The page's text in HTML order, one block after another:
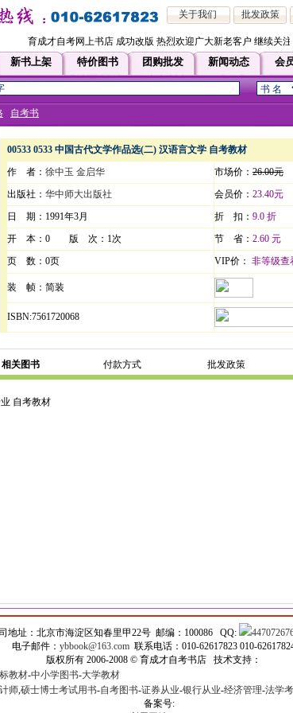
关于我们 批发政策
育成才自考网上书店 成功改版 热烈欢迎广大新老客户 继续关
新书上架 特价图书 团购批发 新闻动态 会
自考书
00533 0533 中国古代文学作品选(二) 汉语言文学 自考教材
作 者： 徐中玉 金启华 市场价： 26.00元
出版社： 华中师大出版社 会员价： 23.40元
日 期：1991年3月
折 扣： 9.0 折
开 本：0 版 次：1次
节 省： 2.60 元
页 数：0页
VIP价： 非等级查
装 帧：简装
ISBN:7561720068
相关图书 付款方式 批发政策
自考教材
地址：北京市海淀区知春里甲22号 邮编：100086 QQ:
电子邮件： ybbook@163.com 联系电话：010-62617823 010-
版权所有 2006-2008 © 育成才自考书店 技术支持：
教材-中小学图书-大学教材
师,硕士博士考试用书-自考图书-证券从业-银行从业-经济管理-法学
备案号: